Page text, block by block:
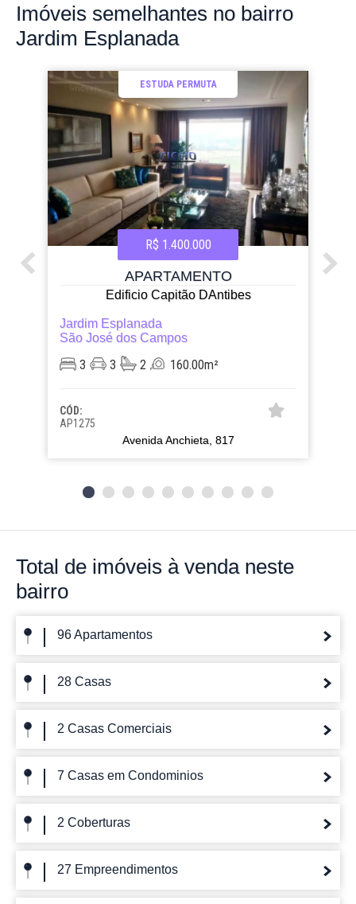
Imóveis semelhantes no bairro
Jardim Esplanada
ESTUDA PERMUTA
R$ 1.400.000
APARTAMENTO
Edificio Capitão DAntibes
Jardim Esplanada
São José dos Campos
3 3 2 160.00m²
CÓD:
AP1275
Avenida Anchieta, 817
Total de imóveis à venda neste
bairro
96 Apartamentos
28 Casas
2 Casas Comerciais
7 Casas em Condominios
2 Coberturas
27 Empreendimentos